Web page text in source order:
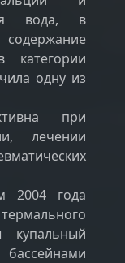
вода, в
категории
одну из
при
лечении
2004 года
купальный